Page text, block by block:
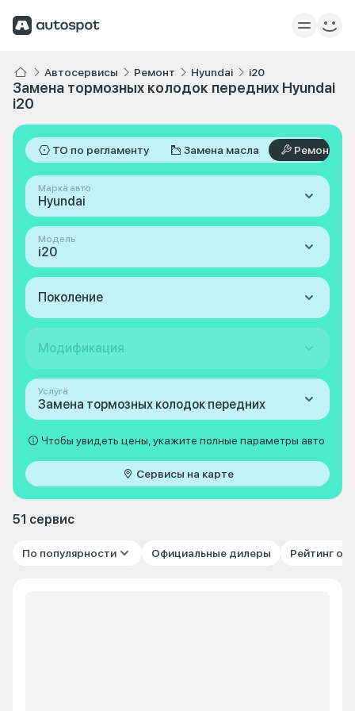
Автосервисы Ремонт Hyundai i20
Замена тормозных колодок передних Hyundai
i20
ТО по регламенту Замена масла Ремонт
Марка авто
Hyundai
Модель
i20
Поколение
Модификация
Услуга
Замена тормозных колодок передних
Чтобы увидеть цены, укажите полные параметры авто
Сервисы на карте
51 сервис
По популярности Официальные дилеры Рейтинг